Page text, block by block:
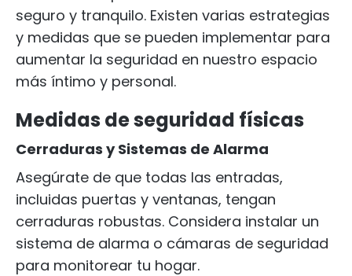
seguro y tranquilo. Existen varias estrategias
y medidas que se pueden implementar para
aumentar la seguridad en nuestro espacio
más íntimo y personal.
Medidas de seguridad físicas
Cerraduras y Sistemas de Alarma
Asegúrate de que todas las entradas,
incluidas puertas y ventanas, tengan
cerraduras robustas. Considera instalar un
sistema de alarma o cámaras de seguridad
para monitorear tu hogar.